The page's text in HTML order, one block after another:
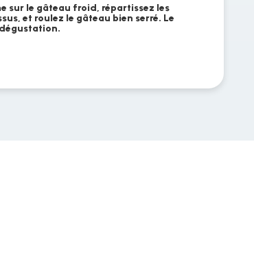
sur le gâteau froid, répartissez les
et roulez le gâteau bien serré. Le